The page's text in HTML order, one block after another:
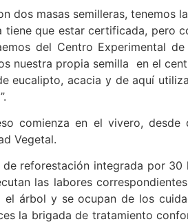
dos masas semilleras, tenemos
tiene que estar certificada, pero
del Centro Experimental de
nuestra propia semilla en el
eucalipto, acacia y de aquí
comienza en el vivero, desde
Vegetal.
de reforestación integrada por
las labores
el árbol y se ocupan de los
la brigada de tratamiento